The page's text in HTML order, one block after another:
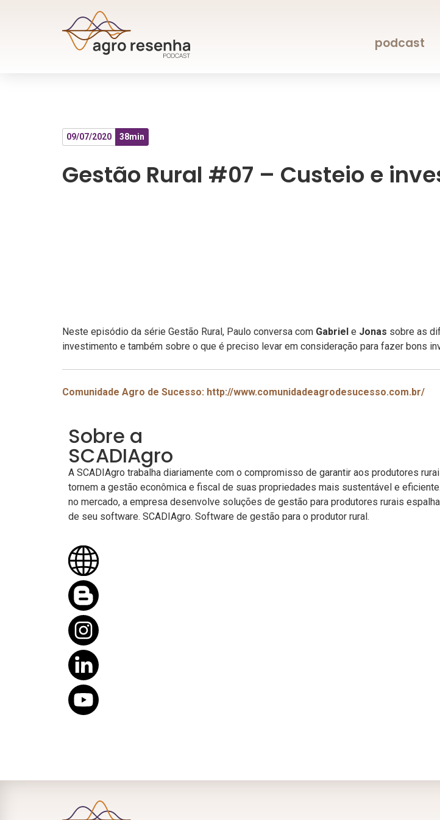
podcast
09/07/2020 38min
Gestão Rural #07 – Custeio e
Neste episódio da série Gestão Rural, Paulo conversa com Gabriel e Jonas sobre as
investimento e também sobre o que é preciso levar em consideração para fazer bons
Comunidade Agro de Sucesso: http://www.comunidadeagrodesucesso.com.br/
Sobre a
SCADIAgro
A SCADIAgro trabalha diariamente com o compromisso de garantir aos produtores
tornem a gestão econômica e fiscal de suas propriedades mais sustentável e
no mercado, a empresa desenvolve soluções de gestão para produtores rurais
de seu software. SCADIAgro. Software de gestão para o produtor rural.